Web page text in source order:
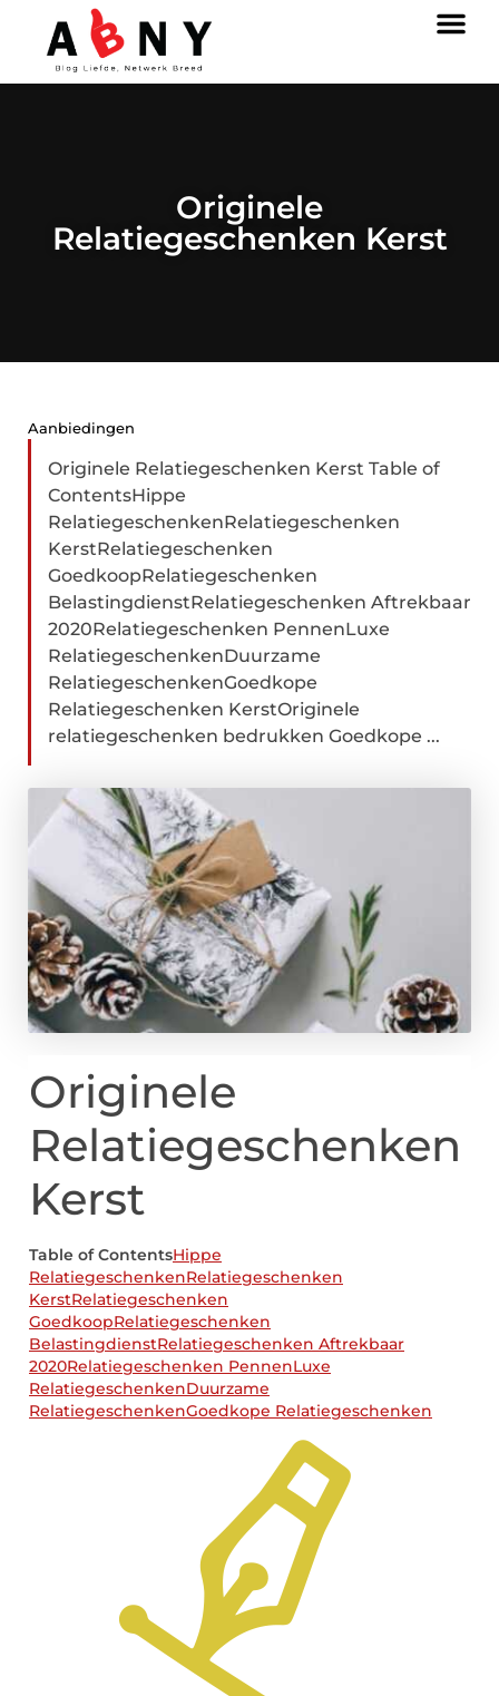
Originele
Relatiegeschenken Kerst
Aanbiedingen
Originele Relatiegeschenken Kerst Table of
ContentsHippe
RelatiegeschenkenRelatiegeschenken
KerstRelatiegeschenken
GoedkoopRelatiegeschenken
BelastingdienstRelatiegeschenken Aftrekbaar
2020Relatiegeschenken PennenLuxe
RelatiegeschenkenDuurzame
RelatiegeschenkenGoedkope
Relatiegeschenken KerstOriginele
relatiegeschenken bedrukken Goedkope ...
Originele
Relatiegeschenken
Kerst
Table of ContentsHippe
RelatiegeschenkenRelatiegeschenken
KerstRelatiegeschenken
GoedkoopRelatiegeschenken
BelastingdienstRelatiegeschenken Aftrekbaar
2020Relatiegeschenken PennenLuxe
RelatiegeschenkenDuurzame
RelatiegeschenkenGoedkope Relatiegeschenken